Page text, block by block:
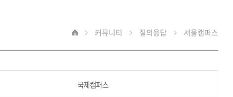
커뮤니티 질의응답 서울캠퍼스
국제캠퍼스